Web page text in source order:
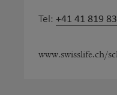
Tel: +41 41 819
www.swisslife.ch/